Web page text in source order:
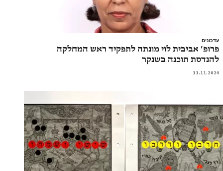
עדכונים
פרופ’ אביבית לוי מונתה לתפקיד ראש המחלקה
להנדסת תוכנה בשנקר
11.11.2024